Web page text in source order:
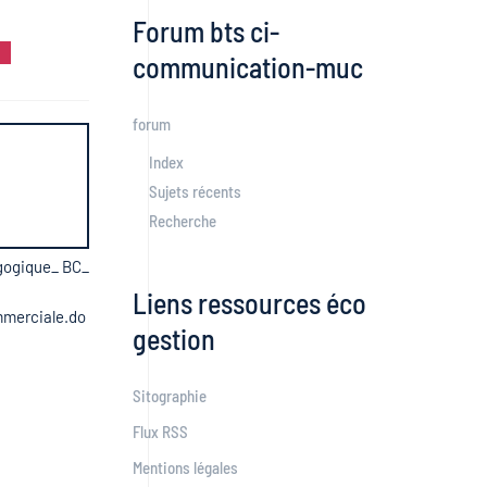
BC_
Forum bts ci-
communication-muc
forum
Index
Sujets récents
Recherche
Liens ressources éco
gestion
Sitographie
Flux RSS
Mentions légales